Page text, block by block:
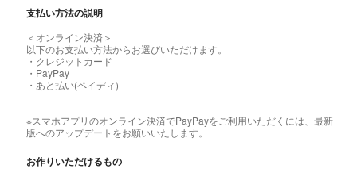
支払い方法の説明
＜オンライン決済＞
以下のお支払い方法からお選びいただけます。
・クレジットカード
・PayPay
・あと払い(ペイディ)
※スマホアプリのオンライン決済でPayPayをご利用いただくには、最新
版へのアップデートをお願いいたします。
お作りいただけるもの